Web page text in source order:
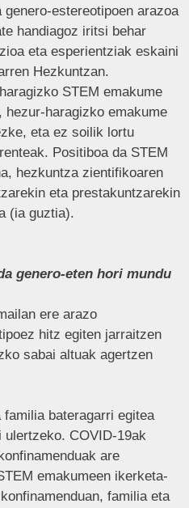
estereotipoen arazoa
handiagoz iritsi behar
eta esperientziak eskaini
Hezkuntzan.
STEM emakume
haragizko emakume
eta ez soilik lortu
Positiboa da STEM
hezkuntza zientifikoaren
eta prestakuntzarekin
(ia guztia).
genero-eten hori mundu
ere arazo
hitz egiten jarraitzen
sabai altuak agertzen
bateragarri egitea
ulertzeko. COVID-19ak
are
emakumeen ikerketa-
familia eta